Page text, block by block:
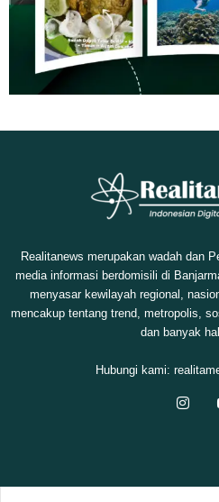
Realitanews merupakan wadah dan
media informasi berdomisili di
menyasar kewilayah regional,
mencakup tentang trend, metropolis,
dan banyak
Hubungi kami: